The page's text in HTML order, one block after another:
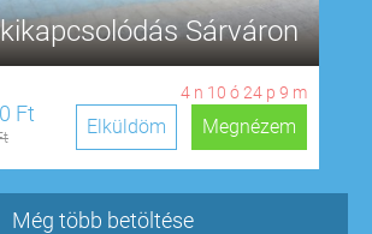
Sárváron
4 n 10 ó 24 p 8 m
Ft
Megnézem
Elküldöm
Még több betöltése